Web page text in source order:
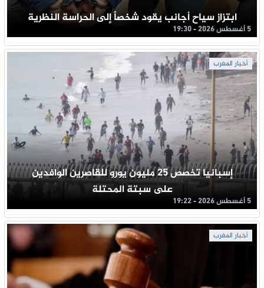
ابتزاز سياح أجانب يقود شخصاً إلى الحراسة النظرية
5 أغسطس 2026 - 19:30
أخبار المغرب
إسبانيا تخصص 25 مليون يورو للقاصرين الوافدين
على سبتة المحتلة
5 أغسطس 2026 - 19:22
أخبار المغرب